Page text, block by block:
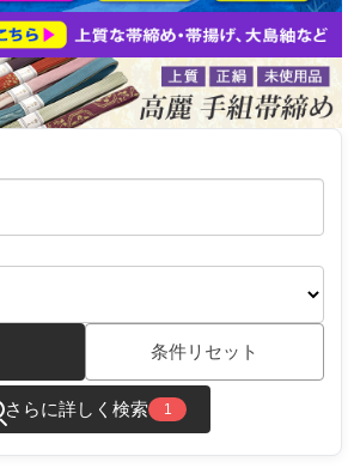
条件リセット
さらに詳しく検索 1